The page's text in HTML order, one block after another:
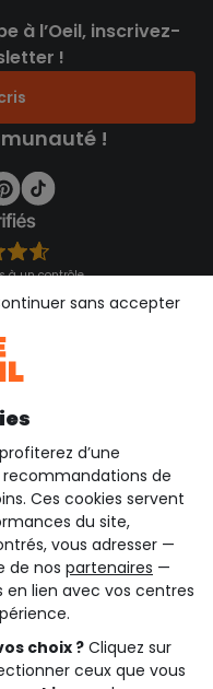
à l’Oeil, inscrivez-
!
!
à un contrôle
d’une
de
Ces cookies servent
du site,
vous adresser —
de nos partenaires —
lien avec vos centres
choix ? Cliquez sur
ceux que vous
sans accepter